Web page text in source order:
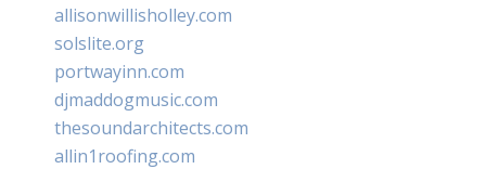
allisonwillisholley.com
solslite.org
portwayinn.com
djmaddogmusic.com
thesoundarchitects.com
allin1roofing.com